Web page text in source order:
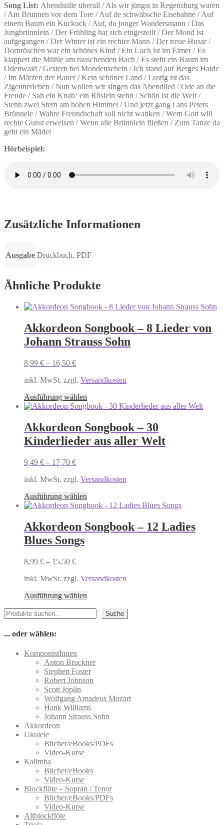
Song List: Abendstille überall / Als wir jüngst in Regensburg waren
/ Am Brunnen vor dem Tore / Auf de schwäbsche Eisebahne / Auf
einem Baum ein Kuckuck / Auf, du junger Wandersmann / Das
Jungbrünnlein / Der Frühling hat sich eingestellt / Der Mond ist
aufgegangen / Der Winter ist ein rechter Mann / Der treue Husar /
Dornröschen war ein schönes Kind / Ein Loch ist im Eimer / Es
klappert die Mühle am rauschenden Bach / Es steht ein Baum im
Odenwald / Gestern bei Mondenschein / Ich stand auf Berges Halde
/ Im Märzen der Bauer / Kein schöner Land / Lustig ist das
Zigeunerleben / Nun wollen wir singen das Abendlied / Ode an die
Freude / Sah ein Knab‘ ein Röslein stehn / Schön ist die Welt /
Stehn zwei Stern am hohen Himmel / Und jetzt gang i ans Peters
Brünnele / Wahre Freundschaft soll nicht wanken / Wem Gott will
rechte Gunst erweisen / Wenn alle Brünnlein fließen / Zum Tanze da
geht ein Mädel
Hörbeispiel:
Zusätzliche Informationen
Ausgabe Druckbuch, PDF
Ähnliche Produkte
Akkordeon Songbook – 8 Lieder von
Johann Strauss Sohn
8,99 € – 16,50 €
inkl. MwSt. zzgl. Versandkosten
Ausführung wählen
Produkt
mehrere
Varianten
auf.
auf
gewählt
Akkordeon Songbook – 30
Kinderlieder aus aller Welt
9,49 € – 17,70 €
inkl. MwSt. zzgl. Versandkosten
Ausführung wählen
Produkt
mehrere
Varianten
auf
werden
Akkordeon Songbook – 12 Ladies
Blues Songs
8,99 € – 15,50 €
inkl. MwSt. zzgl. Versandkosten
Ausführung wählen
können
auf
der
Produktseite
gewählt
werden
Suchen Suche
... oder wählen:
KomponistInnen
Anton Bruckner
Stephen Foster
Robert Johnson
Scott Joplin
Wolfgang Amadeus Mozart
Hank Williams
Johann Strauss Sohn
Akkordeon
Ukulele
Bücher/eBooks/PDFs
Video-Kurse
Kalimba
Bücher/eBooks
Video-Kurse
Blockflöte – Sopran / Tenor
Bücher/eBooks/PDFs
Video-Kurse
Altblockflöte